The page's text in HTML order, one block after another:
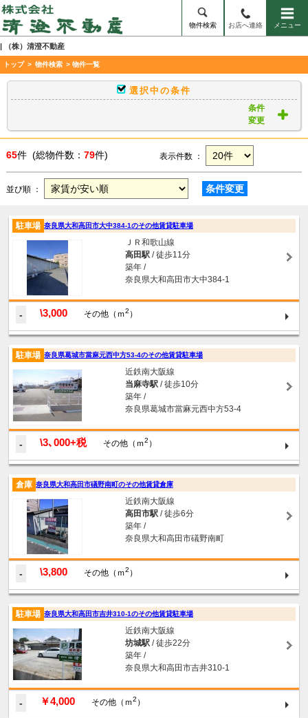
物件検索 お店へ連絡 メニュー
| （株）清澄不動産
トップ > 物件検索 > 物件一覧
選択中の条件
条件
変更
65件 (総物件数： 79件) 表示件数 ：
並び順 ： 条件変更
駐車場 奈良県大和高田市大中384-1のその他賃貸駐車場
ＪＲ和歌山線
高田駅/ 徒歩11分
築年 /
奈良県大和高田市大中384-1
- \3,000 その他（ｍ2 ）
駐車場 奈良県葛城市當麻元西中方53-4のその他賃貸駐車場
近鉄南大阪線
当麻寺駅/ 徒歩10分
築年 /
奈良県葛城市當麻元西中方53-4
- \3､000+税 その他（ｍ2 ）
倉庫 奈良県大和高田市礒野南町のその他賃貸倉庫
近鉄南大阪線
高田市駅/ 徒歩6分
築年 /
奈良県大和高田市礒野南町
- \3,800 その他（ｍ2 ）
駐車場 奈良県大和高田市吉井310-1のその他賃貸駐車場
近鉄南大阪線
坊城駅/ 徒歩22分
築年 /
奈良県大和高田市吉井310-1
- ￥4,000 その他（ｍ2 ）